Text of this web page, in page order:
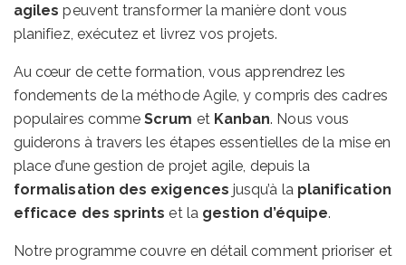
agiles peuvent transformer la manière dont vous
planifiez, exécutez et livrez vos projets.
Au cœur de cette formation, vous apprendrez les
fondements de la méthode Agile, y compris des cadres
populaires commeScrum et Kanban. Nous vous
guiderons à travers les étapes essentielles de la mise en
place d’une gestion de projet agile, depuis la
formalisation des exigences jusqu’à la planification
efficace des sprints et la gestion d’équipe.
Notre programme couvre en détail comment prioriser et